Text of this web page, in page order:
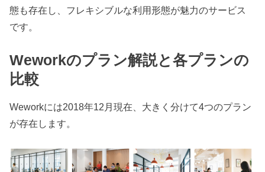
態も存在し、フレキシブルな利用形態が魅力のサービス
です。
Weworkのプラン解説と各プランの
比較
Weworkには2018年12月現在、大きく分けて4つのプラン
が存在します。